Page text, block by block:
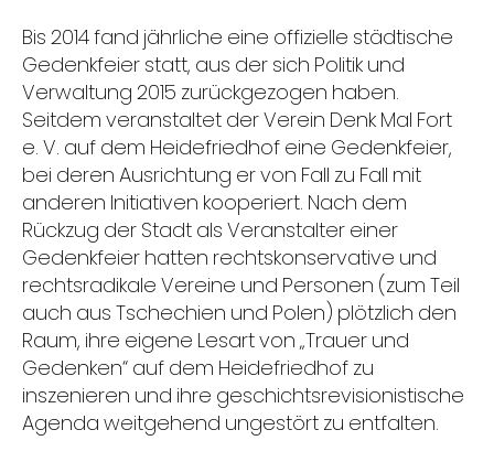
Bis 2014 fand jährliche eine offizielle städtische
Gedenkfeier statt, aus der sich Politik und
Verwaltung 2015 zurückgezogen haben.
Seitdem veranstaltet der Verein Denk Mal Fort
e. V. auf dem Heidefriedhof eine Gedenkfeier,
bei deren Ausrichtung er von Fall zu Fall mit
anderen Initiativen kooperiert. Nach dem
Rückzug der Stadt als Veranstalter einer
Gedenkfeier hatten rechtskonservative und
rechtsradikale Vereine und Personen (zum Teil
auch aus Tschechien und Polen) plötzlich den
Raum, ihre eigene Lesart von „Trauer und
Gedenken“ auf dem Heidefriedhof zu
inszenieren und ihre geschichtsrevisionistische
Agenda weitgehend ungestört zu entfalten.